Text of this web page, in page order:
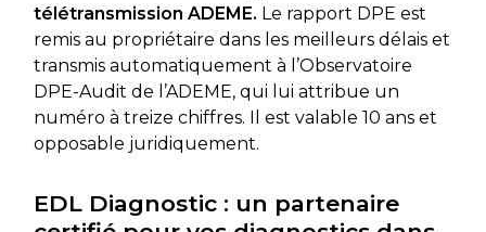
télétransmission ADEME. Le rapport DPE est
remis au propriétaire dans les meilleurs délais et
transmis automatiquement à l’Observatoire
DPE-Audit de l’ADEME, qui lui attribue un
numéro à treize chiffres. Il est valable 10 ans et
opposable juridiquement.
EDL Diagnostic : un partenaire